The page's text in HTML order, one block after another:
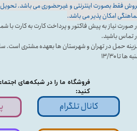
فروشگاه ما را در شبکه‌های
کنید:
فقط بصورت اینترنتی و غیرحضوری می باشد.
امکان پذیر می باشد.
تماس باشید.
حمل در تهران و شهرستان ها بعهده مشتری است.
ها تا ۱۳/۳۰
کانال تلگرام